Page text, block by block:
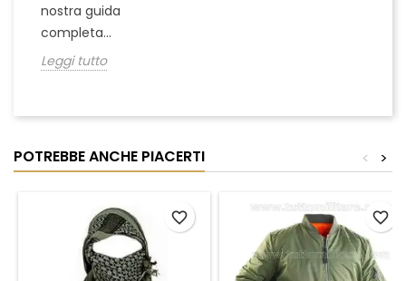
nostra guida
completa...
Leggi tutto
POTREBBE ANCHE PIACERTI >
<
favorite_border favorite_border